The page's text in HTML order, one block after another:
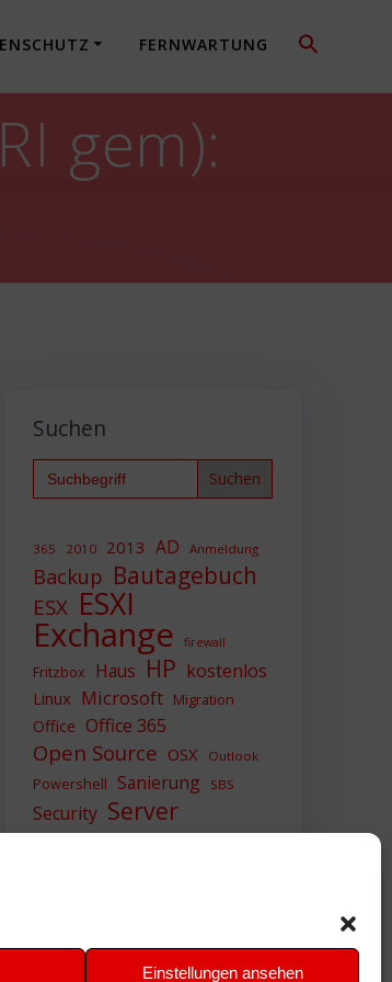
Einstellungen ansehen
FERNWARTUNG
gem):
Suchen
Search
for:
365 2010 2013 AD Anmeldung
Backup Bautagebuch
ESX ESXI
Exchange firewall
Fritzbox Haus HP kostenlos
Linux Microsoft Migration
Office Office 365
Open Source OSX Outlook
Powershell Sanierung SBS
Security Server
Sicherheit SIEM
VMWare VPN WAZUH